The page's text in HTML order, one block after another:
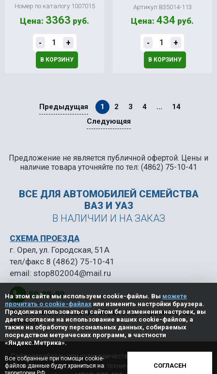
Номер по каталогу 1007015
Цена: 3363 руб.
- +
В КОРЗИНУ
Артикул В35014-113
Цена:434 руб.
- +
В КОРЗИНУ
Предыдущая 1 2 3 4 ...
14
Следующяя
Предложение не является публичной офертой. Цены и
наличие товара уточняйте по тел: (4862) 75-10-41
ВСЕ ДЛЯ АВТОМОБИЛЕЙ СЕМЕЙСТВА
ВАЗ И УАЗ
В НАЛИЧИИ И НА ЗАКАЗ
50-88-99
СХЕМА ПРОЕЗДА
г. Орел, ул. Городская, 51А
тел/факс 8 (4862) 75-10-41
email: stop802004@mail.ru
Политика в отношении обработки персональных
данных
Сайт разработан при сотрудничестве с ООО «Регион центр».
По вопросам продвижения и технической поддержки сайта
На этом сайте мы используем cookie-файлы. Вы можете
прочитать о cookie-файлах или изменить настройки браузера.
Продолжая пользоваться сайтом без изменения настроек, вы
даете согласие на использование ваших cookie-файлов, а
также на обработку персональных данных, собираемых
посредством метрических программ, в частности
«Яндекс.Метрика».
Все собранные при помощи cookie-
файлов данные будут храниться на
СОГЛАСЕН